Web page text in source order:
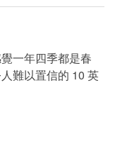
一年四季都是春
難以置信的 10 英